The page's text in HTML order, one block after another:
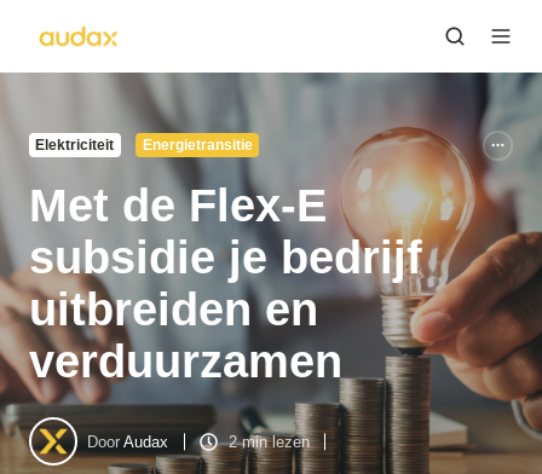
Elektriciteit Energietransitie
Met de Flex-E
subsidie je bedrijf
uitbreiden en
verduurzamen
DoorAudax 2 min lezen